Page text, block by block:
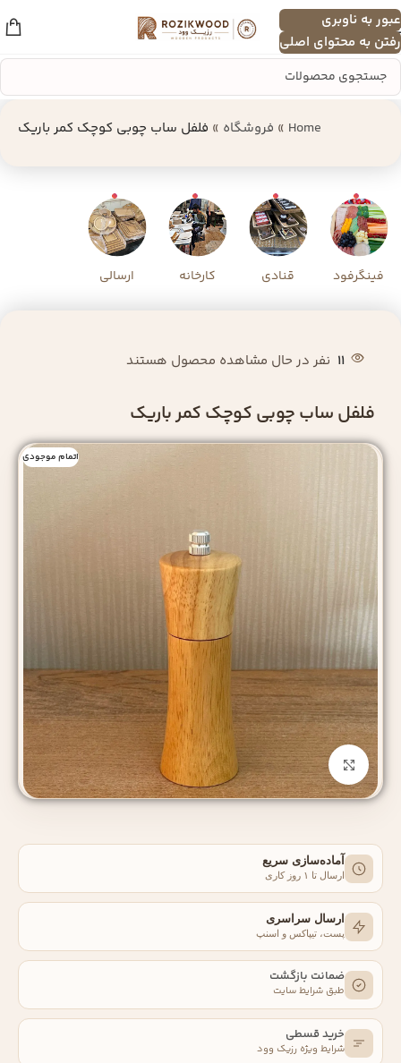
عبور به ناوبری
رفتن به محتوای اصلی
منو
Home
» فروشگاه » فلفل ساب چوبی کوچک کمر باریک
فینگرفود قنادی کارخانه ارسالی
11 نفر در حال مشاهده محصول هستند
فلفل ساب چوبی کوچک کمر باریک
اتمام موجودی
بزرگنمایی تصویر
آماده‌سازی سریع
ارسال تا ۱ روز کاری
ارسال سراسری
پست، تیپاکس و اسنپ
ضمانت بازگشت
طبق شرایط سایت
خرید قسطی
شرایط ویژه رزیک‌ وود